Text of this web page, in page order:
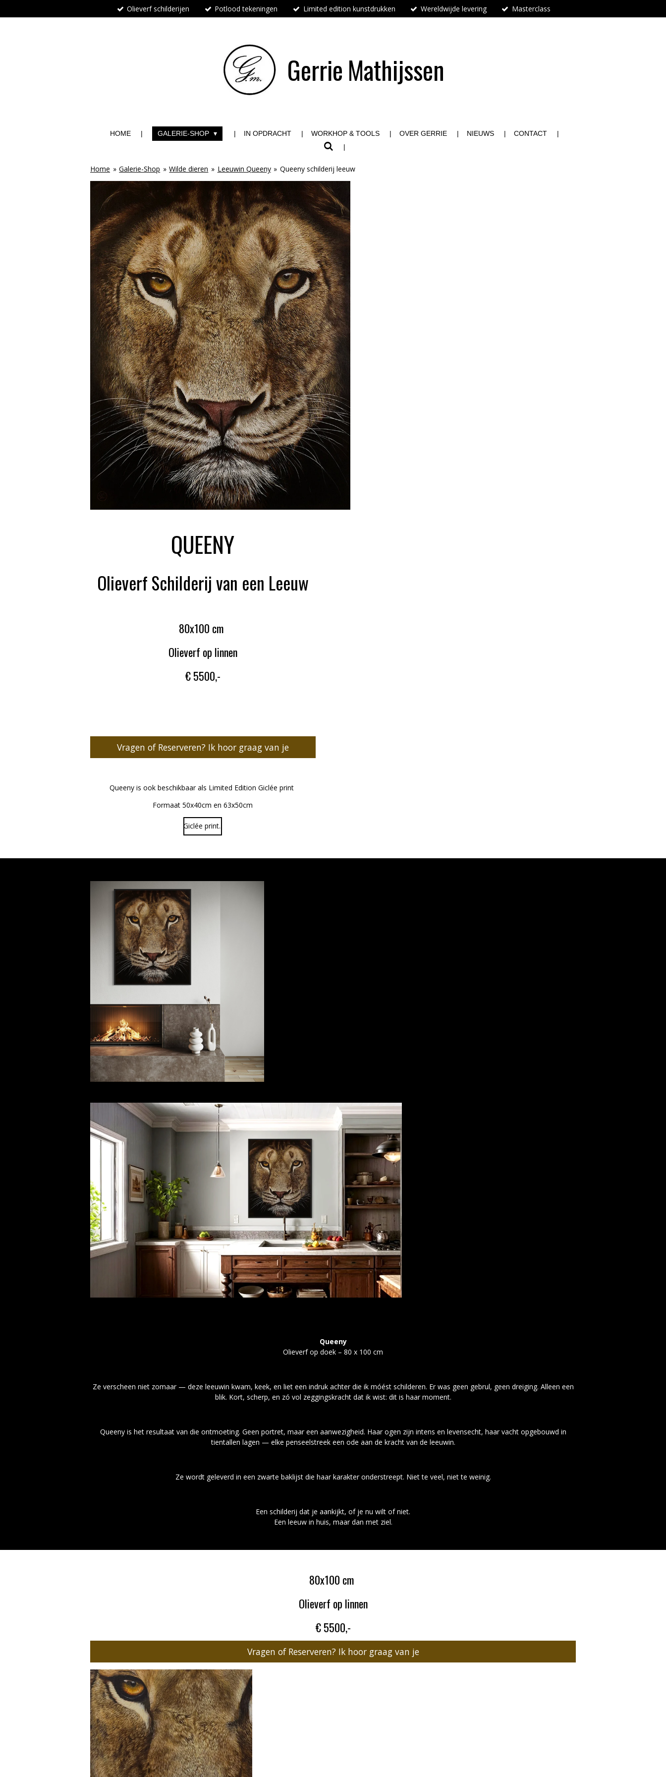
direct
Olieverf schilderijen Potlood tekeningen Limited edition kunstdrukken Wereldwijde levering Masterclass
Gerrie Mathijssen
HOME GALERIE-SHOP IN OPDRACHT WORKHOP & TOOLS OVER GERRIE NIEUWS CONTACT
Home » Galerie-Shop » Wilde dieren » Leeuwin Queeny » Queeny schilderij leeuw
QUEENY
Olieverf Schilderij van een Leeuw
80x100 cm
Olieverf op linnen
€ 5500,-
Vragen of Reserveren? Ik hoor graag van je
Queeny is ook beschikbaar als Limited Edition Giclée print
Formaat 50x40cm en 63x50cm
Giclée print..
Queeny
Olieverf op doek – 80 x 100 cm
Ze verscheen niet zomaar — deze leeuwin kwam, keek, en liet een indruk achter die ik móést schilderen. Er was geen gebrul, geen dreiging. Alleen een
blik. Kort, scherp, en zó vol zeggingskracht dat ik wist: dit is haar moment.
Queeny is het resultaat van die ontmoeting. Geen portret, maar een aanwezigheid. Haar ogen zijn intens en levensecht, haar vacht opgebouwd in
tientallen lagen — elke penseelstreek een ode aan de kracht van de leeuwin.
Ze wordt geleverd in een zwarte baklijst die haar karakter onderstreept. Niet te veel, niet te weinig.
Een schilderij dat je aankijkt, of je nu wilt of niet.
Een leeuw in huis, maar dan met ziel.
80x100 cm
Olieverf op linnen
€ 5500,-
Vragen of Reserveren? Ik hoor graag van je